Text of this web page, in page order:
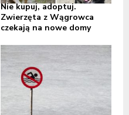
Nie kupuj, adoptuj.
Zwierzęta z Wągrowca
czekają na nowe domy